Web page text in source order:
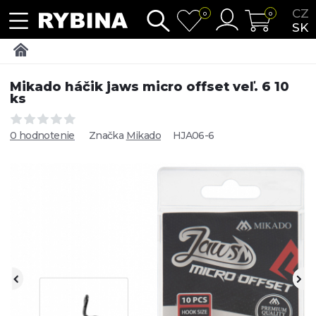
CZ
SK
0 0
Mikado háčik jaws micro offset veľ. 6 10
ks
0 hodnotenie Značka Mikado HJA06-6